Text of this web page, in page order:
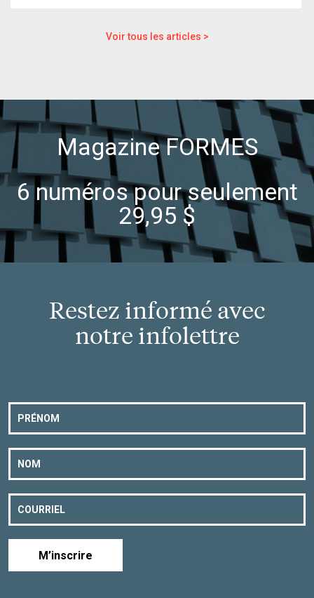
Voir tous les articles >
Magazine FORMES
6 numéros pour seulement
29,95 $
Restez informé avec
notre infolettre
M’inscrire